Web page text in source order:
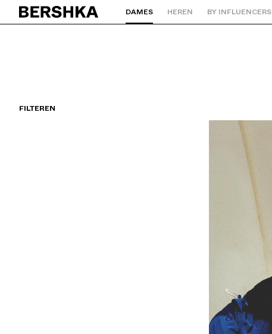
Terug naar de homepage DAMES HEREN BY INFLUENCERS
FILTEREN